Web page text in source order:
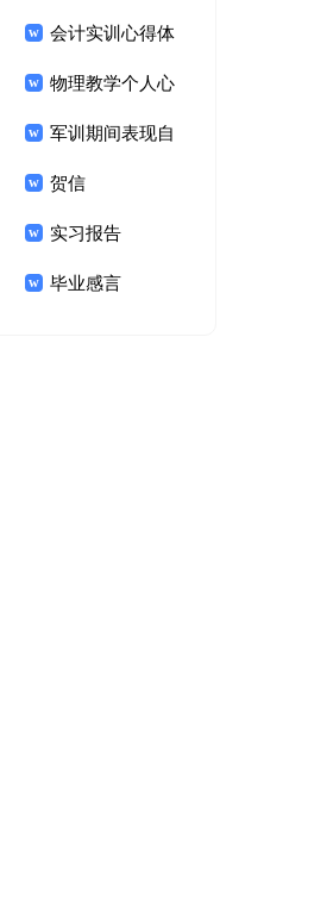
合集7篇
教案会计实训心得体
会15篇物理教学个人心
得 军训期间表现自
我鉴定
贺信
实习报告
毕业感言